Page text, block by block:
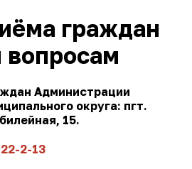
граждан
Администрации
округа: пгт.
15.
2-13